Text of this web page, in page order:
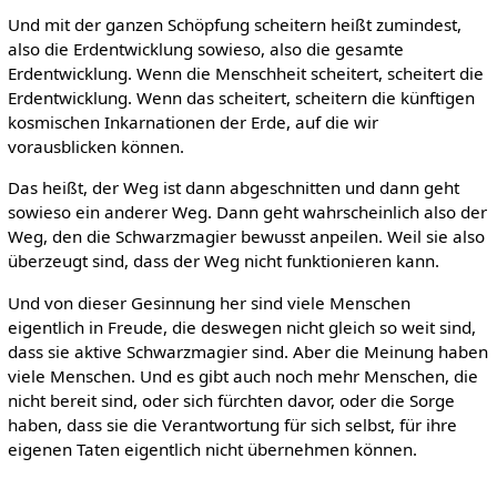
Und mit der ganzen Schöpfung scheitern heißt zumindest,
also die Erdentwicklung sowieso, also die gesamte
Erdentwicklung. Wenn die Menschheit scheitert, scheitert die
Erdentwicklung. Wenn das scheitert, scheitern die künftigen
kosmischen Inkarnationen der Erde, auf die wir
vorausblicken können.
Das heißt, der Weg ist dann abgeschnitten und dann geht
sowieso ein anderer Weg. Dann geht wahrscheinlich also der
Weg, den die Schwarzmagier bewusst anpeilen. Weil sie also
überzeugt sind, dass der Weg nicht funktionieren kann.
Und von dieser Gesinnung her sind viele Menschen
eigentlich in Freude, die deswegen nicht gleich so weit sind,
dass sie aktive Schwarzmagier sind. Aber die Meinung haben
viele Menschen. Und es gibt auch noch mehr Menschen, die
nicht bereit sind, oder sich fürchten davor, oder die Sorge
haben, dass sie die Verantwortung für sich selbst, für ihre
eigenen Taten eigentlich nicht übernehmen können.